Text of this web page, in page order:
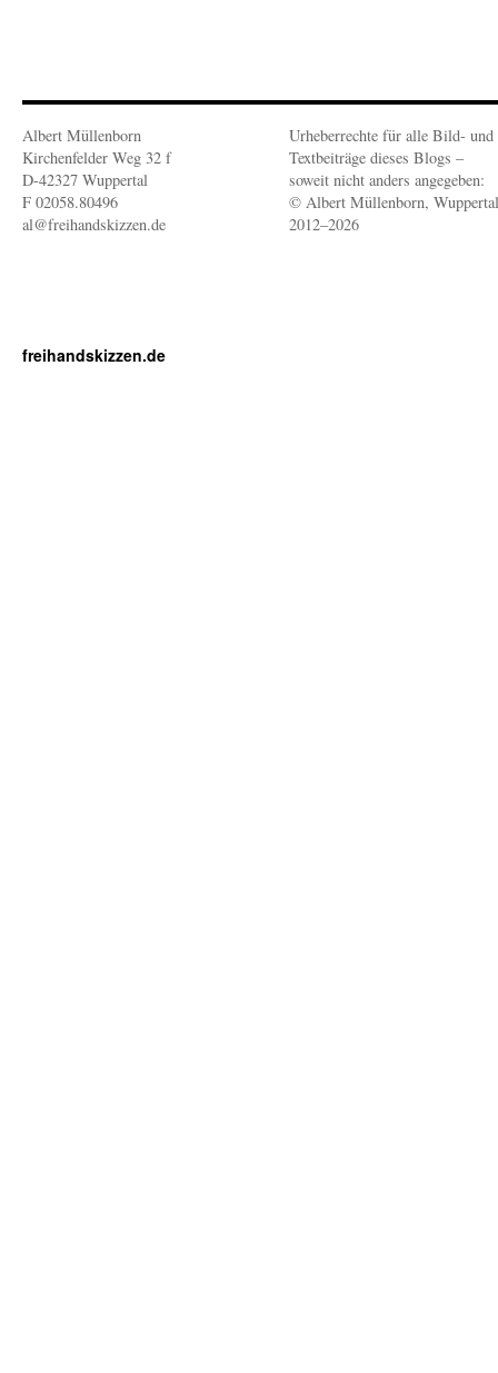
Albert Müllenborn
Kirchenfelder Weg 32 f
D-42327 Wuppertal
F 02058.80496
al@freihandskizzen.de
Urheberrechte für alle Bild- und
Textbeiträge dieses Blogs –
soweit nicht anders angegeben:
© Albert Müllenborn, Wuppertal
2012–2026
freihandskizzen.de